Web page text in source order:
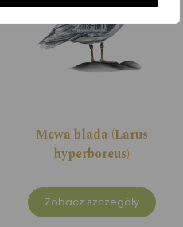
Mewa blada (Larus
hyperboreus)
Zobacz szczegóły